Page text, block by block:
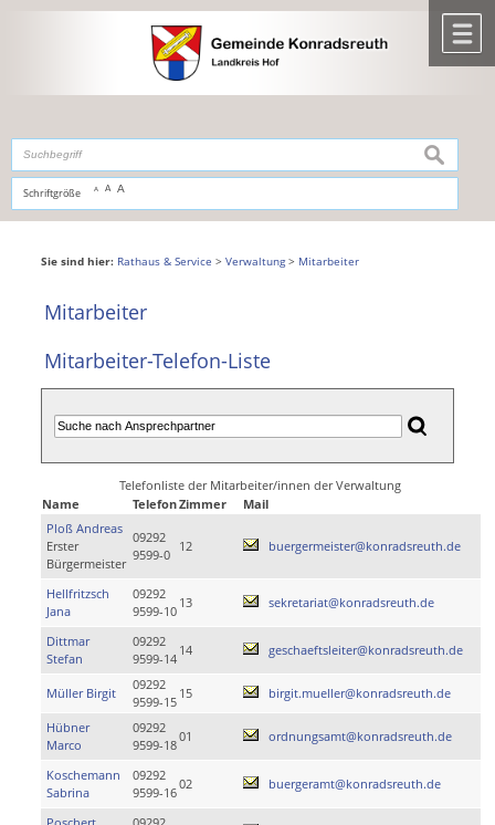
,zur Navigationoderzur Startseitespringen.
Schriftgröße A A A
suchen
Sie sind hier: Rathaus & Service > Verwaltung> Mitarbeiter
Mitarbeiter
Mitarbeiter-Telefon-Liste
Telefonliste der Mitarbeiter/innen der Verwaltung
Name
TelefonZimmer
Mail
Ploß Andreas
Erster
Bürgermeister
09292
9599-0
12 buergermeister@konradsreuth.de
Hellfritzsch
Jana
09292
9599-10
13 sekretariat@konradsreuth.de
Dittmar
Stefan
09292
9599-14
14 geschaeftsleiter@konradsreuth.de
Müller Birgit
09292
9599-15
15 birgit.mueller@konradsreuth.de
Hübner
Marco
09292
9599-18
01 ordnungsamt@konradsreuth.de
Koschemann
Sabrina
09292
9599-16
02 buergeramt@konradsreuth.de